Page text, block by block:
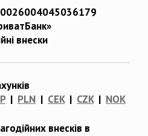
внески
| PLN | CEK| CZK| NOK
внесків в